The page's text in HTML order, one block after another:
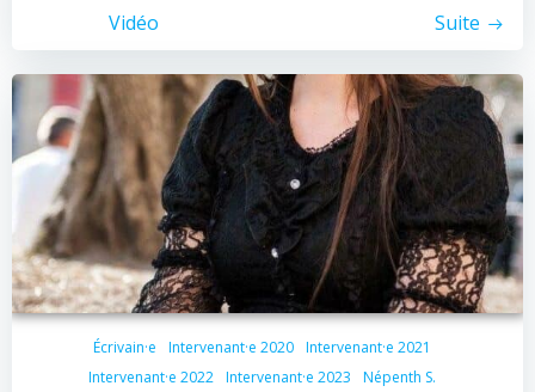
Vidéo Suite
Écrivain·e Intervenant·e 2020
Intervenant·e 2021
Intervenant·e 2022
Intervenant·e 2023 Népenth S.